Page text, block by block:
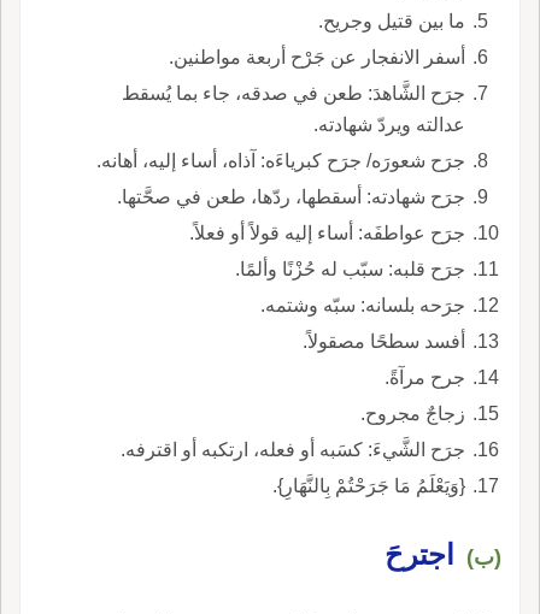
ما بين قتيل وجريح.
أسفر الانفجار عن جَرْح أربعة مواطنين.
جرَح الشَّاهدَ: طعن في صدقه، جاء بما يُسقط
عدالته ويردّ شهادته.
جرَح شعورَه/ جرَح كبرياءَه: آذاه، أساء إليه، أهانه.
جرَح شهادته: أسقطها، ردّها، طعن في صحَّتها.
جرَح عواطفَه: أساء إليه قولاً أو فعلاً.
جرَح قلبه: سبّب له حُزْنًا وألمًا.
جرَحه بلسانه: سبّه وشتمه.
أفسد سطحًا مصقولاً.
جرح مرآةً.
زجاجٌ مجروح.
جرَح الشَّيءَ: كسَبه أو فعله، ارتكبه أو اقترفه.
{وَيَعْلَمُ مَا جَرَحْتُمْ بِالنَّهَارِ}.
(ب) اجترحَ